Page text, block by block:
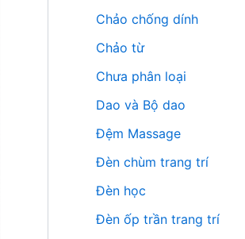
Chảo chống dính
Chảo từ
Chưa phân loại
Dao và Bộ dao
Đệm Massage
Đèn chùm trang trí
Đèn học
Đèn ốp trần trang trí